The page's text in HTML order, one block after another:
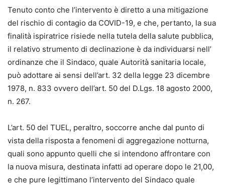
Tenuto conto che l’intervento è diretto a una mitigazione
del rischio di contagio da COVID-19, e che, pertanto, la sua
finalità ispiratrice risiede nella tutela della salute pubblica,
il relativo strumento di declinazione è da individuarsi nell’
ordinanze che il Sindaco, quale Autorità sanitaria locale,
può adottare ai sensi dell’art. 32 della legge 23 dicembre
1978, n. 833 ovvero dell’art. 50 del D.Lgs. 18 agosto 2000,
n. 267.
L’art. 50 del TUEL, peraltro, soccorre anche dal punto di
vista della risposta a fenomeni di aggregazione notturna,
quali sono appunto quelli che si intendono affrontare con
la nuova misura, destinata infatti ad operare dopo le 21,00,
e che pure legittimano l’intervento del Sindaco quale